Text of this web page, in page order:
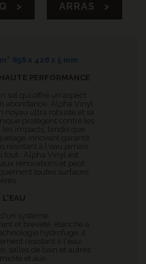
> ARRAS >
856 x 428 x 5 mm
PERFORMANCE
sol qui offre un aspect
abondance, Alpha Vinyl
noyau ultra robuste et sa
protègent contre les
impacts, tandis que
innovant garantit
résistant à l'eau jamais
tout : Alpha Vinyl est
rénovations et peut
toutes surfaces,
L'EAU
système
et breveté, étanche à
hydrofuge, il
résistant à l'eau,
salles de bain et autres
et aux